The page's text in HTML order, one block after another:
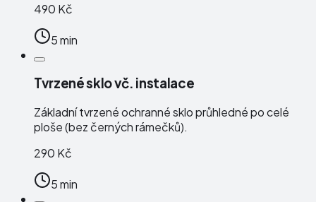
490 Kč
5 min
Tvrzené sklo vč. instalace
Základní tvrzené ochranné sklo průhledné po celé
ploše (bez černých rámečků).
290 Kč
5 min